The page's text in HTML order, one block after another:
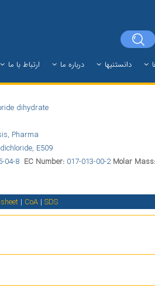
دانستنیها درباره ما ارتباط با ما
dihydrate
Pharma
E509
04-8 EC Number: 017-013-00-2Molar Mass:
| CoA |SDS